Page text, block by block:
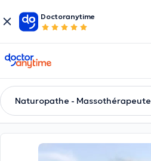
Doctoranytime
doctoranytime
Naturopathe - Massothérapeute